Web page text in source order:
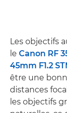
Les objectifs
le Canon RF
45mm F1.2
être une
distances
les objectifs